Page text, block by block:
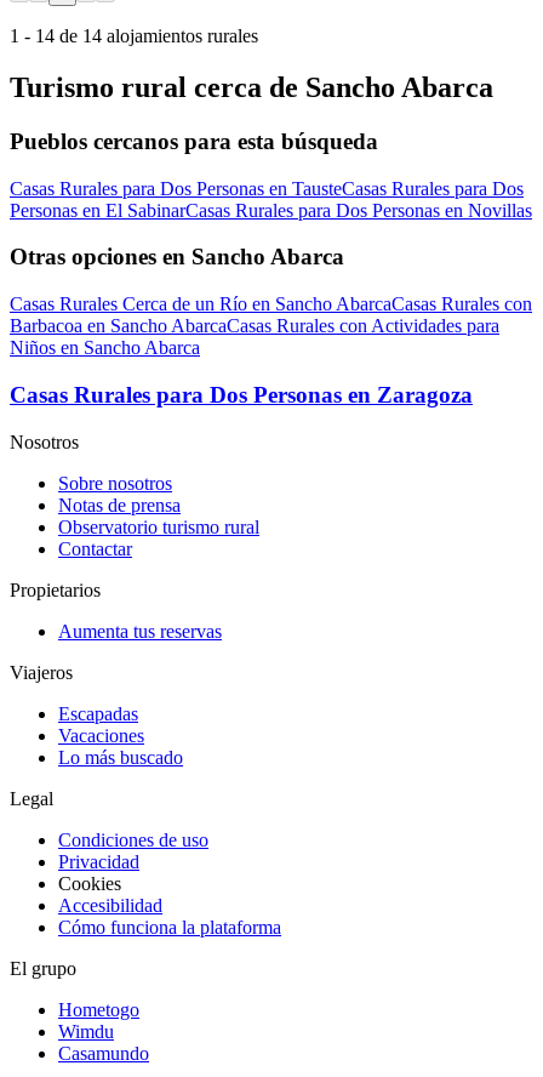
1 - 14 de 14 alojamientos rurales
Turismo rural cerca de Sancho Abarca
Pueblos cercanos para esta búsqueda
Casas Rurales para Dos Personas en TausteCasas Rurales para Dos
Personas en El SabinarCasas Rurales para Dos Personas en Novillas
Otras opciones en Sancho Abarca
Casas Rurales Cerca de un Río en Sancho AbarcaCasas Rurales con
Barbacoa en Sancho AbarcaCasas Rurales con Actividades para
Niños en Sancho Abarca
Casas Rurales para Dos Personas en Zaragoza
Nosotros
Sobre nosotros
Notas de prensa
Observatorio turismo rural
Contactar
Propietarios
Aumenta tus reservas
Viajeros
Escapadas
Vacaciones
Lo más buscado
Legal
Condiciones de uso
Privacidad
Cookies
Accesibilidad
Cómo funciona la plataforma
El grupo
Hometogo
Wimdu
Casamundo